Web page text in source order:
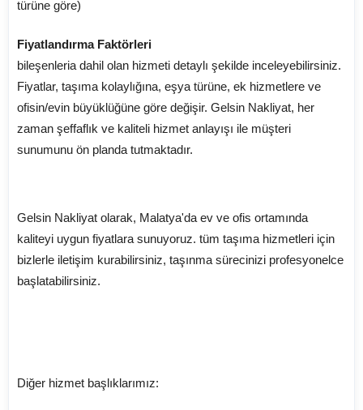
türüne göre)
Fiyatlandırma Faktörleri
bileşenleria dahil olan hizmeti detaylı şekilde inceleyebilirsiniz.
Fiyatlar, taşıma kolaylığına, eşya türüne, ek hizmetlere ve
ofisin/evin büyüklüğüne göre değişir. Gelsin Nakliyat, her
zaman şeffaflık ve kaliteli hizmet anlayışı ile müşteri
sunumunu ön planda tutmaktadır.
Gelsin Nakliyat olarak, Malatya'da ev ve ofis ortamında
kaliteyi uygun fiyatlara sunuyoruz. tüm taşıma hizmetleri için
bizlerle iletişim kurabilirsiniz, taşınma sürecinizi profesyonelce
başlatabilirsiniz.
Diğer hizmet başlıklarımız: